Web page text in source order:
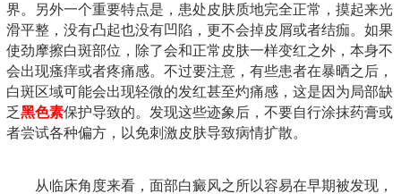
界。另外一个重要特点是，患处皮肤质地完全正常，摸起来光
滑平整，没有凸起也没有凹陷，更不会掉皮屑或者结痂。如果
使劲摩擦白斑部位，除了会和正常皮肤一样变红之外，本身不
会出现瘙痒或者疼痛感。不过要注意，有些患者在暴晒之后，
白斑区域可能会出现轻微的发红甚至灼痛感，这是因为局部缺
乏黑色素保护导致的。发现这些迹象后，不要自行涂抹药膏或
者尝试各种偏方，以免刺激皮肤导致病情扩散。
从临床角度来看，面部白癜风之所以容易在早期被发现，